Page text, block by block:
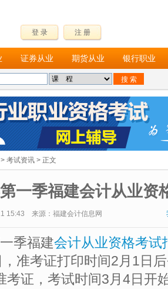
登 录 注 册
证券从业 期货从业 银行职业
> 考试资讯 > 正文
一季福建会计从业资
15:43 来源：福建会计信息网
季福建会计从业资格考试
准考证打印时间2月1日
考证，考试时间3月4日开